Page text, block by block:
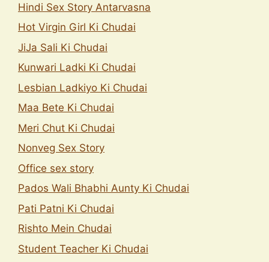
Hindi Sex Story Antarvasna
Hot Virgin Girl Ki Chudai
JiJa Sali Ki Chudai
Kunwari Ladki Ki Chudai
Lesbian Ladkiyo Ki Chudai
Maa Bete Ki Chudai
Meri Chut Ki Chudai
Nonveg Sex Story
Office sex story
Pados Wali Bhabhi Aunty Ki Chudai
Pati Patni Ki Chudai
Rishto Mein Chudai
Student Teacher Ki Chudai